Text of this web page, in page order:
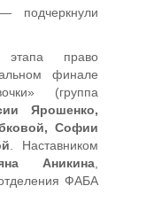
подчеркнули
этапа право
финале
(группа
Ярошенко,
Софии
. Наставником
Аникина
ФАБА